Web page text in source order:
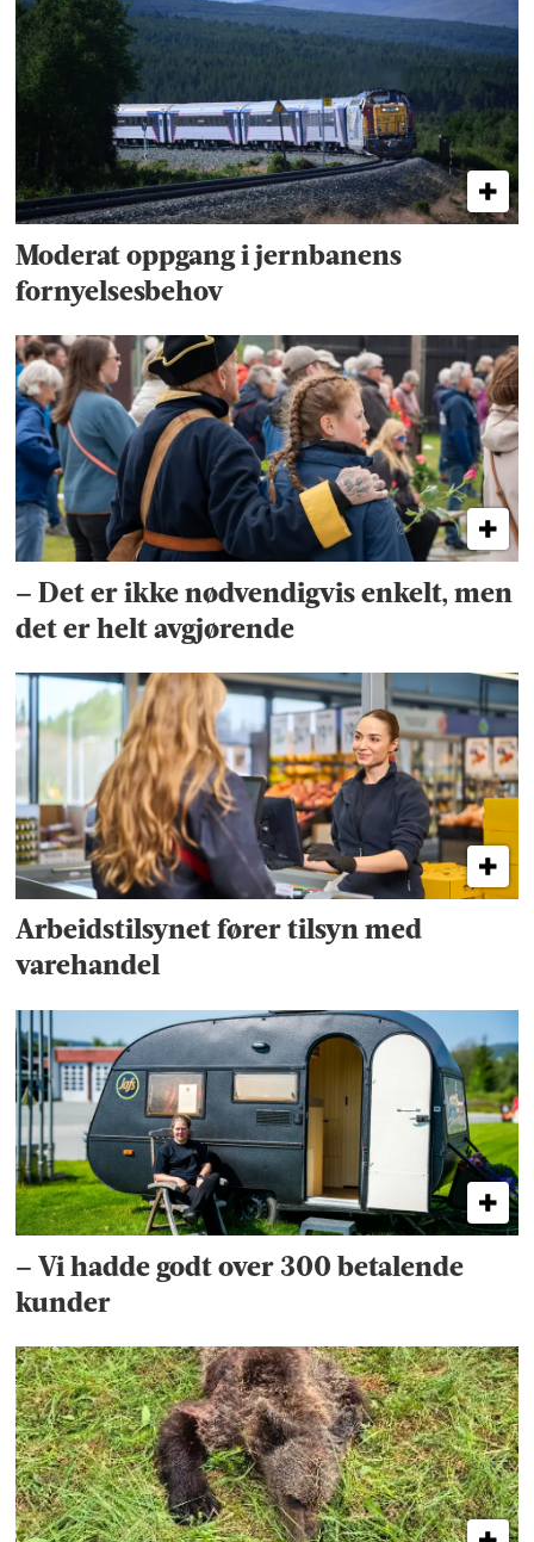
Moderat oppgang i jernbanens
fornyelsesbehov
– Det er ikke nødvendigvis enkelt, men
det er helt avgjørende
Arbeidstilsynet fører tilsyn med
varehandel
– Vi hadde godt over 300 betalende
kunder